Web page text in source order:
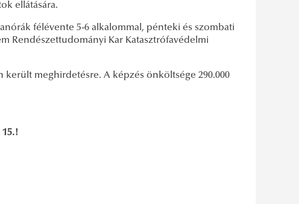
ellátására.
félévente 5-6 alkalommal, pénteki és szombati
Rendészettudományi Kar Katasztrófavédelmi
meghirdetésre. A képzés önköltsége 290.000
15.!